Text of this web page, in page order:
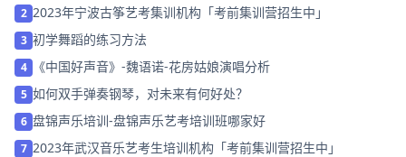
2 2023年宁波古筝艺考集训机构「考前集训营招生中」
3 初学舞蹈的练习方法
4 《中国好声音》-魏语诺-花房姑娘演唱分析
5 如何双手弹奏钢琴，对未来有何好处？
6 盘锦声乐培训-盘锦声乐艺考培训班哪家好
7 2023年武汉音乐艺考生培训机构「考前集训营招生中」